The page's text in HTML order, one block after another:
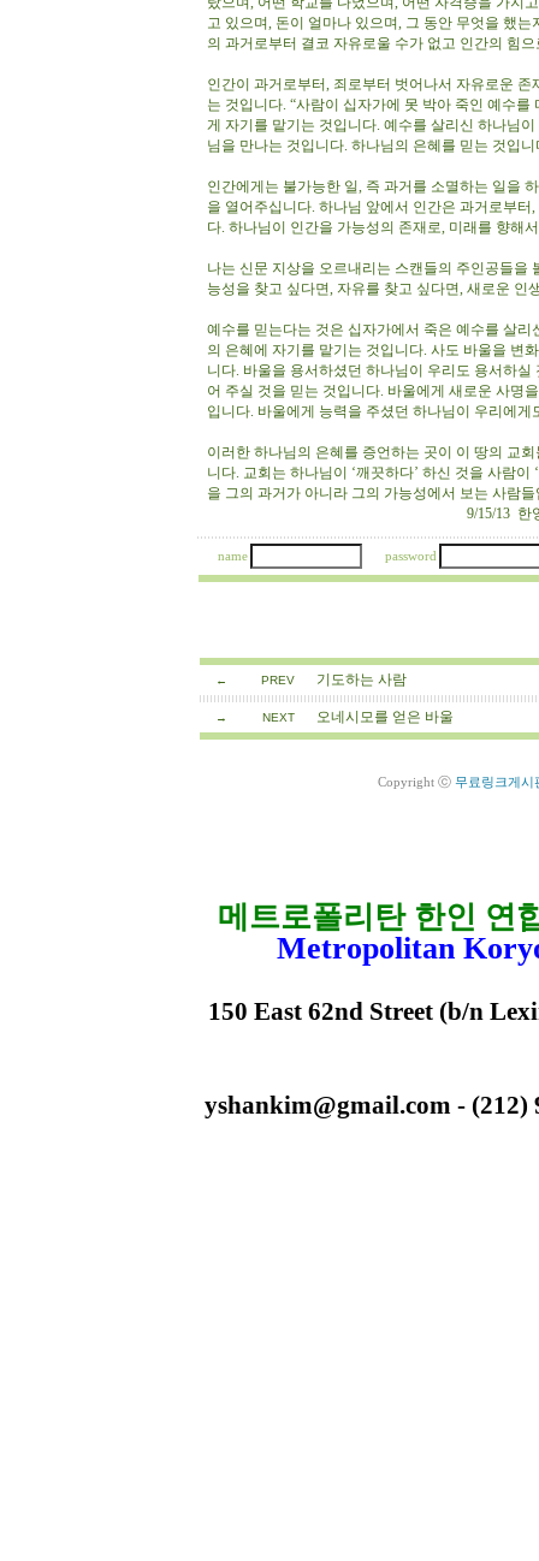
고 있으며, 돈이 얼마나 있으며, 그 동안 무엇을 했
의 과거로부터 결코 자유로울 수가 없고 인간의 힘
인간이 과거로부터, 죄로부터 벗어나서 자유로운
는 것입니다. “사람이 십자가에 못 박아 죽인 예수
게 자기를 맡기는 것입니다. 예수를 살리신 하나님
님을 만나는 것입니다. 하나님의 은혜를 믿는 것입
인간에게는 불가능한 일, 즉 과거를 소멸하는 일을
을 열어주십니다. 하나님 앞에서 인간은 과거로부
다. 하나님이 인간을 가능성의 존재로, 미래를 향해
나는 신문 지상을 오르내리는 스캔들의 주인공들을
능성을 찾고 싶다면, 자유를 찾고 싶다면, 새로운
예수를 믿는다는 것은 십자가에서 죽은 예수를 살
의 은혜에 자기를 맡기는 것입니다. 사도 바울을 변
니다. 바울을 용서하셨던 하나님이 우리도 용서하
어 주실 것을 믿는 것입니다. 바울에게 새로운 사명
입니다. 바울에게 능력을 주셨던 하나님이 우리에
이러한 하나님의 은혜를 증언하는 곳이 이 땅의 교
니다. 교회는 하나님이 ‘깨끗하다’ 하신 것을 사람
을 그의 과거가 아니라 그의 가능성에서 보는 사람
9/15/13 한영숙
name password
← PREV 기도하는 사람
→ NEXT 오네시모를 얻은 바울
Copyright ⓒ 무료링크게시
메트로폴리탄 한인 연
Metropolitan
150 East 62nd Street (b/n
yshankim@gmail.com - (212)